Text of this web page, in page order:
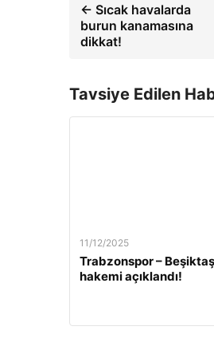
← Sıcak havalarda
burun kanamasına
dikkat!
Tavsiye Edilen
11/12/2025
Trabzonspor –
hakemi açıklandı!